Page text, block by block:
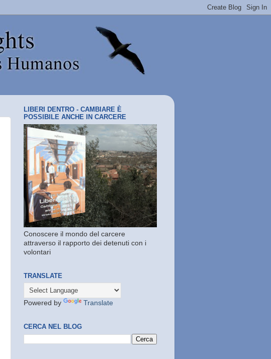
LIBERI DENTRO - CAMBIARE È
POSSIBILE ANCHE IN CARCERE
Conoscere il mondo del carcere
attraverso il rapporto dei detenuti con i
volontari
TRANSLATE
Powered by Translate
CERCA NEL BLOG